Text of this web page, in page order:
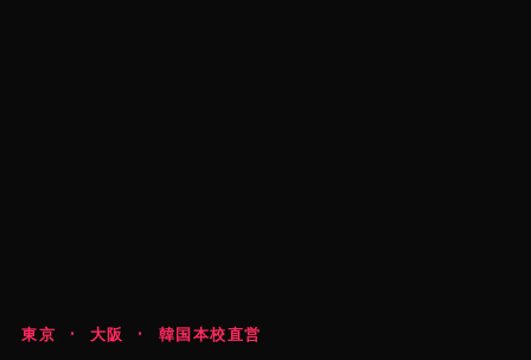
東京 · 大阪 · 韓国本校直営